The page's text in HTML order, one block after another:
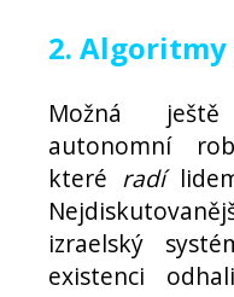
2.
Možná
autonomní
které radí
izraelský
existenci